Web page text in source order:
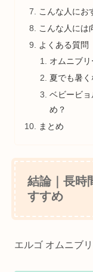
こんな人にお
こんな人には
よくある質問
オムニブ
夏でも暑く
ベビービ
め？
まとめ
結論｜長時
すすめ
エルゴ オムニブリ